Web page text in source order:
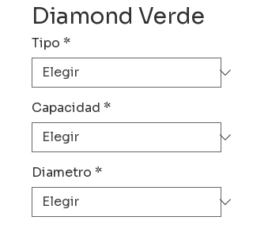
Diamond Verde
Tipo *
Capacidad *
Diametro *